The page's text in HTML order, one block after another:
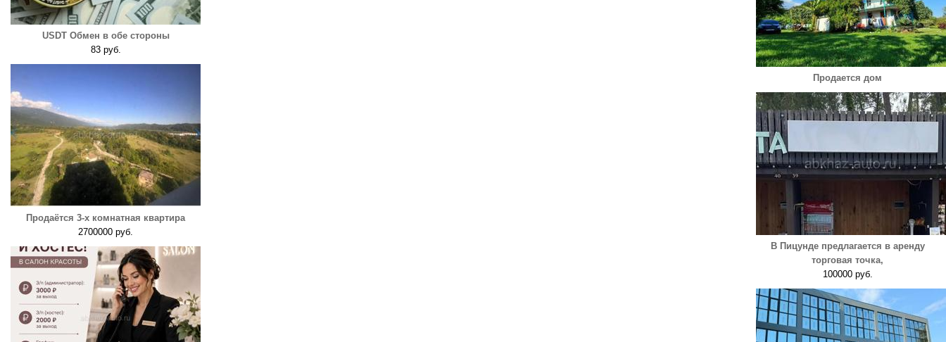
USDT Обмен в обе стороны
83 руб.
Продаётся 3-х комнатная квартира
2700000 руб.
Продается дом
В Пицунде предлагается в аренду
торговая точка,
100000 руб.